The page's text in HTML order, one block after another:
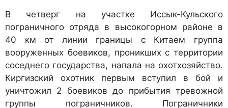
В четверг на участке Иссык-Кульского
пограничного отряда в высокогорном районе в
40 км от линии границы с Китаем группа
вооруженных боевиков, проникших с территории
соседнего государства, напала на охотхозяйство.
Киргизский охотник первым вступил в бой и
уничтожил 2 боевиков до прибытия тревожной
группы пограничников. Пограничники